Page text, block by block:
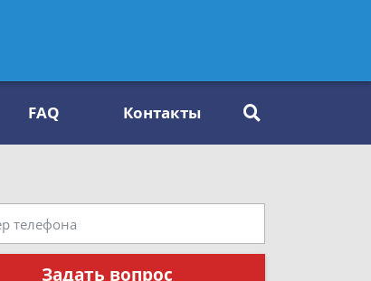
FAQ Контакты
Задать вопрос